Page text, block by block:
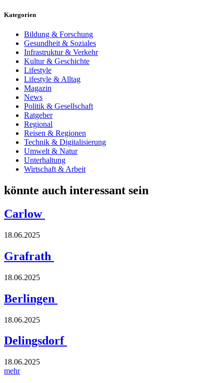
Kategorien
Bildung & Forschung
Gesundheit & Soziales
Infrastruktur & Verkehr
Kultur & Geschichte
Lifestyle
Lifestyle & Alltag
Magazin
News
Politik & Gesellschaft
Ratgeber
Regional
Reisen & Regionen
Technik & Digitalisierung
Umwelt & Natur
Unterhaltung
Wirtschaft & Arbeit
könnte auch interessant sein
Carlow
18.06.2025
Grafrath
18.06.2025
Berlingen
18.06.2025
Delingsdorf
18.06.2025
mehr